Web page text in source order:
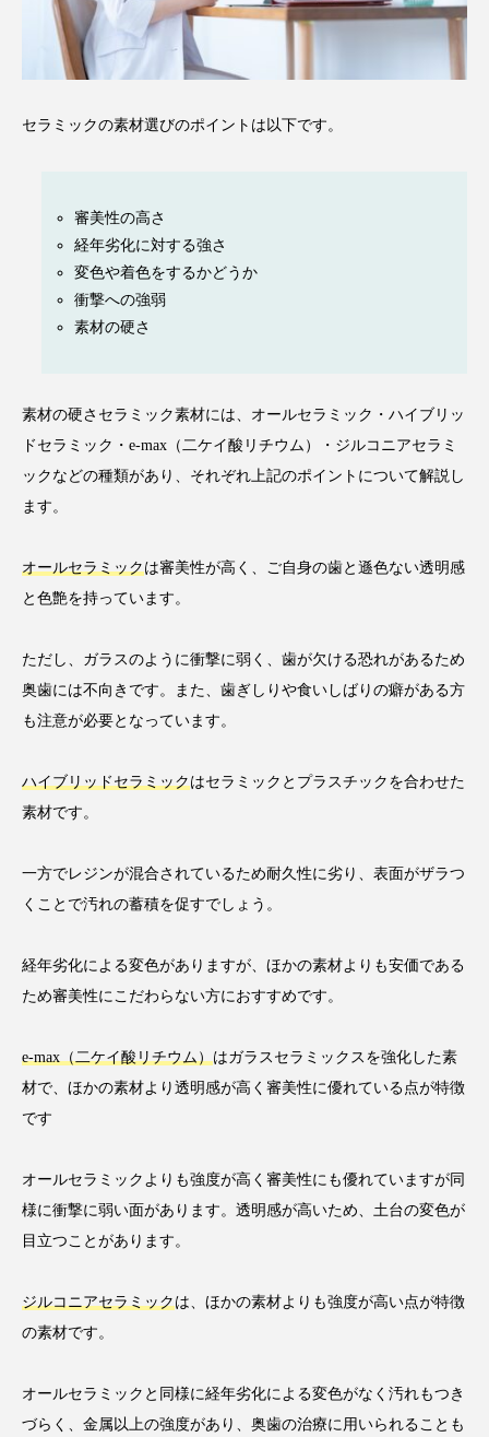
セラミックの素材選びのポイントは以下です。
審美性の高さ
経年劣化に対する強さ
変色や着色をするかどうか
衝撃への強弱
素材の硬さ
素材の硬さセラミック素材には、オールセラミック・ハイブリッ
ドセラミック・e-max（二ケイ酸リチウム）・ジルコニアセラミ
ックなどの種類があり、それぞれ上記のポイントについて解説し
ます。
オールセラミック は審美性が高く、ご自身の歯と遜色ない透明感
と色艶を持っています。
ただし、ガラスのように衝撃に弱く、歯が欠ける恐れがあるため
奥歯には不向きです。また、歯ぎしりや食いしばりの癖がある方
も注意が必要となっています。
ハイブリッドセラミック はセラミックとプラスチックを合わせた
素材です。
一方でレジンが混合されているため耐久性に劣り、表面がザラつ
くことで汚れの蓄積を促すでしょう。
経年劣化による変色がありますが、ほかの素材よりも安価である
ため審美性にこだわらない方におすすめです。
e-max（二ケイ酸リチウム） はガラスセラミックスを強化した素
材で、ほかの素材より透明感が高く審美性に優れている点が特徴
です
オールセラミックよりも強度が高く審美性にも優れていますが同
様に衝撃に弱い面があります。透明感が高いため、土台の変色が
目立つことがあります。
ジルコニアセラミック は、ほかの素材よりも強度が高い点が特徴
の素材です。
オールセラミックと同様に経年劣化による変色がなく汚れもつき
づらく、金属以上の強度があり、奥歯の治療に用いられることも